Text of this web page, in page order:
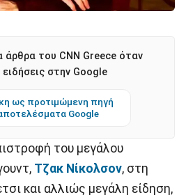
άρθρα του CNN Greece όταν
στην Google
ως προτιμώμενη πηγή
Google
του μεγάλου
Τζακ Νίκολσον, στη
και αλλιώς μεγάλη είδηση,